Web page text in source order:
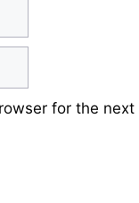
for the next